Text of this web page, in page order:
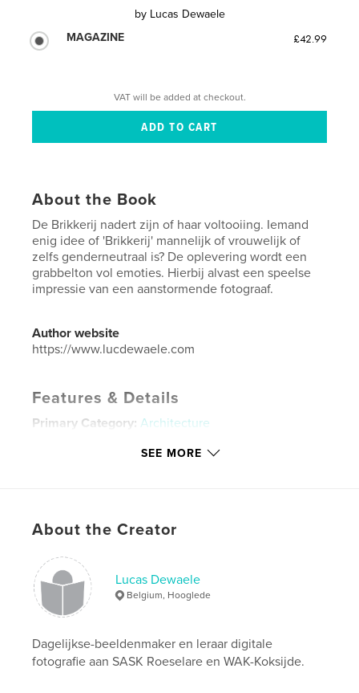
by Lucas Dewaele
MAGAZINE
£42.99
VAT will be added at checkout.
About the Book
De Brikkerij nadert zijn of haar voltooiing. Iemand
enig idee of 'Brikkerij' mannelijk of vrouwelijk of
zelfs genderneutraal is? De oplevering wordt een
grabbelton vol emoties. Hierbij alvast een speelse
impressie van een aanstormende fotograaf.
Author website
https://www.lucdewaele.com
Features & Details
Primary Category: Architecture
Additional Categories Fine Art Photography
Publish Date:Aug 25, 2020
Keywords
Lucas Dewaele , architectuur ,
SEE MORE
About the Creator
Lucas Dewaele
Belgium, Hooglede
Dagelijkse-beeldenmaker en leraar digitale
fotografie aan SASK Roeselare en WAK-Koksijde.